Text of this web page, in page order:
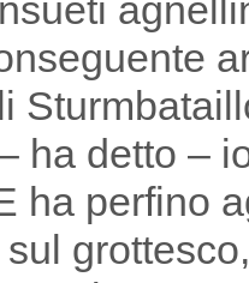
ha detto –
ha perfino